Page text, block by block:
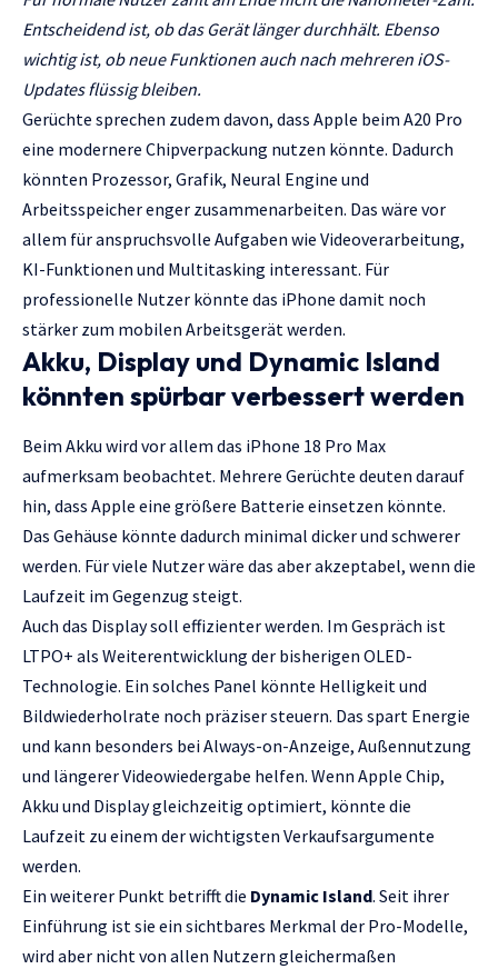
Entscheidend ist, ob das Gerät länger durchhält. Ebenso
wichtig ist, ob neue Funktionen auch nach mehreren iOS-
Updates flüssig bleiben.
Gerüchte sprechen zudem davon, dass Apple beim A20 Pro
eine modernere Chipverpackung nutzen könnte. Dadurch
könnten Prozessor, Grafik, Neural Engine und
Arbeitsspeicher enger zusammenarbeiten. Das wäre vor
allem für anspruchsvolle Aufgaben wie Videoverarbeitung,
KI-Funktionen und Multitasking interessant. Für
professionelle Nutzer könnte das iPhone damit noch
stärker zum mobilen Arbeitsgerät werden.
Akku, Display und Dynamic Island
könnten spürbar verbessert werden
Beim Akku wird vor allem das iPhone 18 Pro Max
aufmerksam beobachtet. Mehrere Gerüchte deuten darauf
hin, dass Apple eine größere Batterie einsetzen könnte.
Das Gehäuse könnte dadurch minimal dicker und schwerer
werden. Für viele Nutzer wäre das aber akzeptabel, wenn die
Laufzeit im Gegenzug steigt.
Auch das Display soll effizienter werden. Im Gespräch ist
LTPO+ als Weiterentwicklung der bisherigen OLED-
Technologie. Ein solches Panel könnte Helligkeit und
Bildwiederholrate noch präziser steuern. Das spart Energie
und kann besonders bei Always-on-Anzeige, Außennutzung
und längerer Videowiedergabe helfen. Wenn Apple Chip,
Akku und Display gleichzeitig optimiert, könnte die
Laufzeit zu einem der wichtigsten Verkaufsargumente
werden.
Ein weiterer Punkt betrifft die Dynamic Island. Seit ihrer
Einführung ist sie ein sichtbares Merkmal der Pro-Modelle,
wird aber nicht von allen Nutzern gleichermaßen